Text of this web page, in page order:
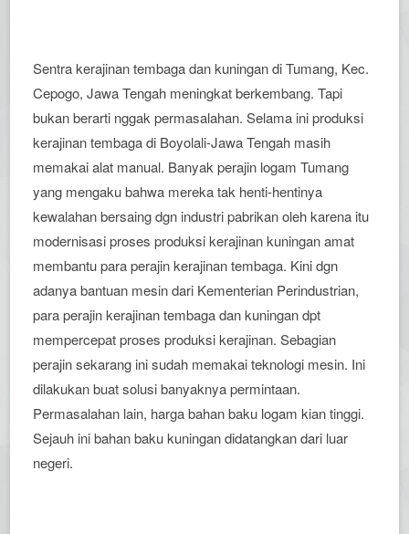
Sentra kerajinan tembaga dan kuningan di Tumang, Kec.
Cepogo, Jawa Tengah meningkat berkembang. Tapi
bukan berarti nggak permasalahan. Selama ini produksi
kerajinan tembaga di Boyolali-Jawa Tengah masih
memakai alat manual. Banyak perajin logam Tumang
yang mengaku bahwa mereka tak henti-hentinya
kewalahan bersaing dgn industri pabrikan oleh karena itu
modernisasi proses produksi kerajinan kuningan amat
membantu para perajin kerajinan tembaga. Kini dgn
adanya bantuan mesin dari Kementerian Perindustrian,
para perajin kerajinan tembaga dan kuningan dpt
mempercepat proses produksi kerajinan. Sebagian
perajin sekarang ini sudah memakai teknologi mesin. Ini
dilakukan buat solusi banyaknya permintaan.
Permasalahan lain, harga bahan baku logam kian tinggi.
Sejauh ini bahan baku kuningan didatangkan dari luar
negeri.